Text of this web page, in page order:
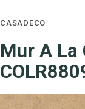
CASADECO
Mur A La